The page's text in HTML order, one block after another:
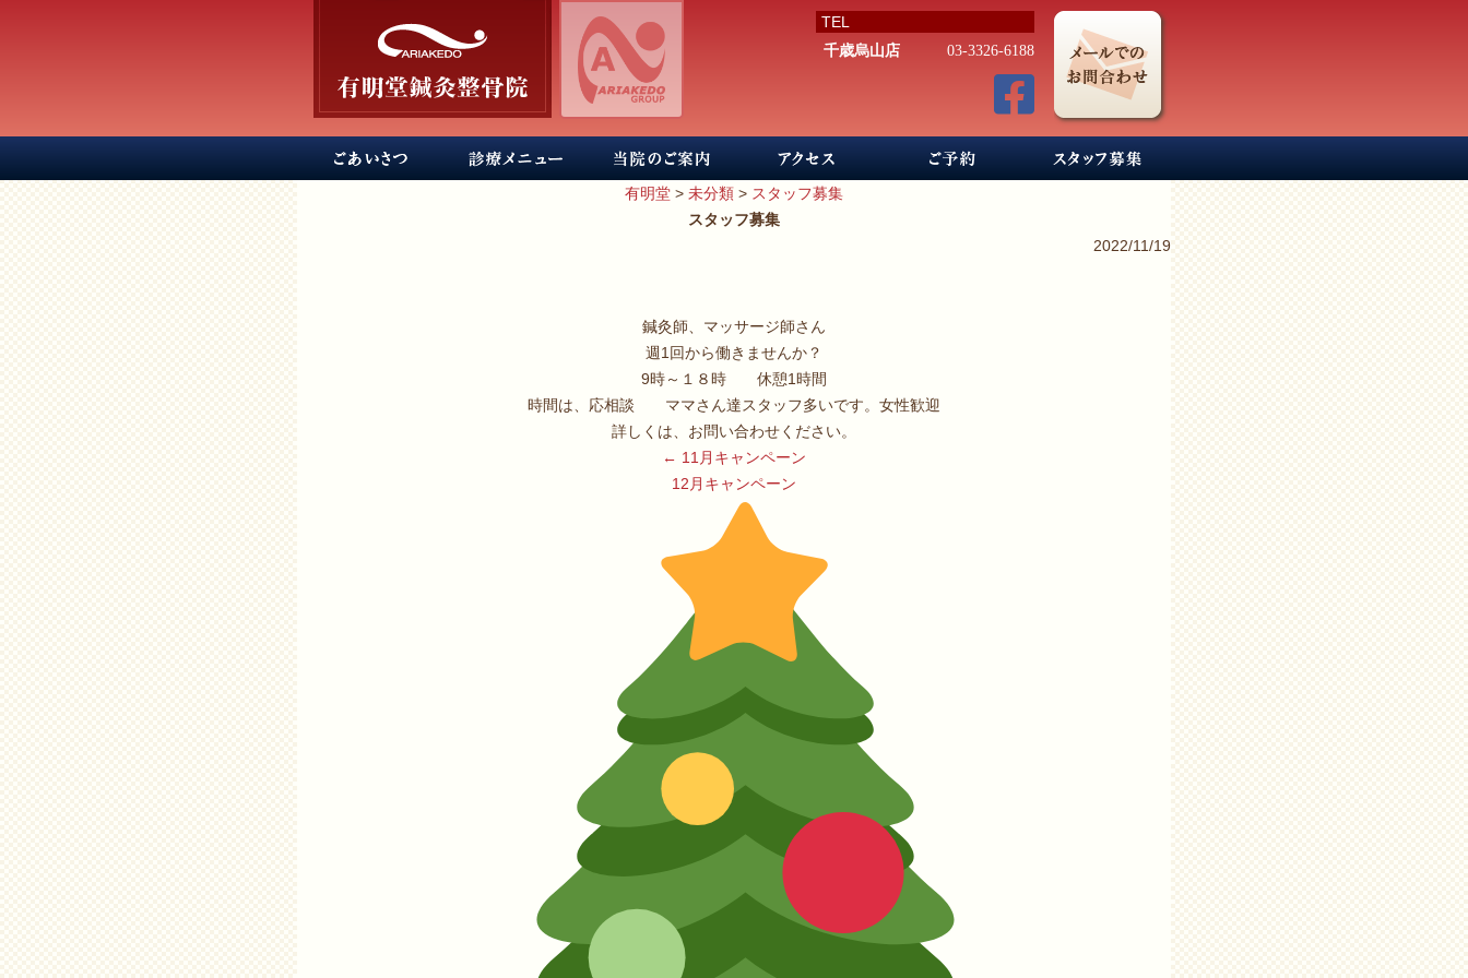
TEL
千歳烏山店 03-3326-6188
有明堂 > 未分類 > スタッフ募集
スタッフ募集
2022/11/19
鍼灸師、マッサージ師さん
週1回から働きませんか？
9時～１８時 休憩1時間
時間は、応相談 ママさん達スタッフ多いです。女性歓迎
詳しくは、お問い合わせください。
← 11月キャンペーン
12月キャンペーン